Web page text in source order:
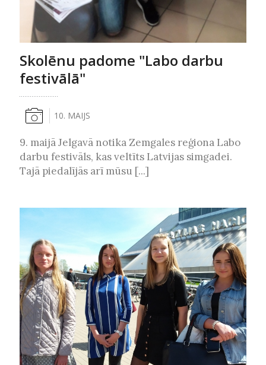
Skolēnu padome "Labo darbu
festivālā"
10. MAIJS
9. maijā Jelgavā notika Zemgales reģiona Labo
darbu festivāls, kas veltīts Latvijas simgadei.
Tajā piedalījās arī mūsu [...]